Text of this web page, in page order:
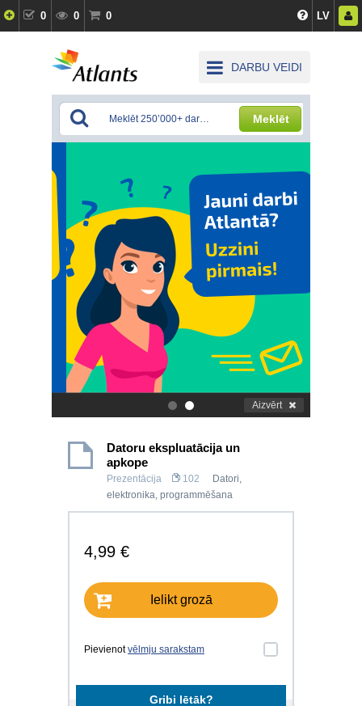
0 0 0 LV
DARBU VEIDI
Meklēt
. Aizvērt
Datoru ekspluatācija un
apkope
Prezentācija 102
Datori,
elektronika, programmēšana
4,99 €
Ielikt grozā
Pievienotvēlmju sarakstam
Gribi lētāk?